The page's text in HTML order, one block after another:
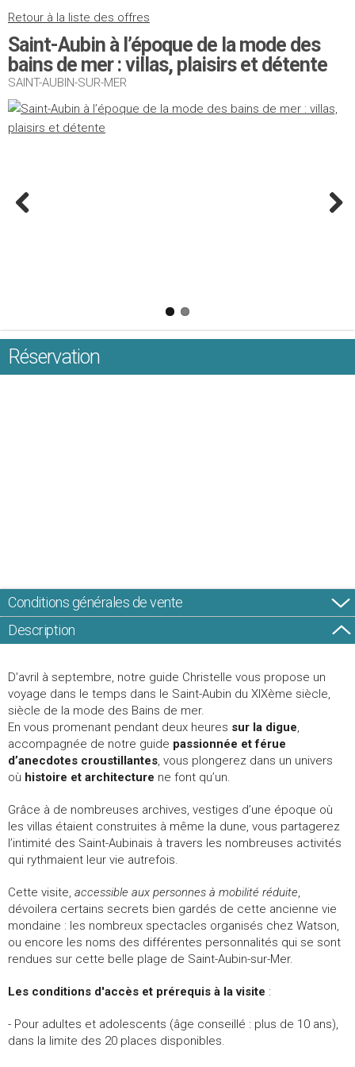
Retour à la liste des offres
Saint-Aubin à l’époque de la mode des
bains de mer : villas, plaisirs et détente
SAINT-AUBIN-SUR-MER
Réservation
Conditions générales de vente
Description
D’avril à septembre, notre guide Christelle vous propose un
voyage dans le temps dans le Saint-Aubin du XIXème siècle,
siècle de la mode des Bains de mer.
En vous promenant pendant deux heures sur la digue,
accompagnée de notre guide passionnée et férue
d’anecdotes croustillantes, vous plongerez dans un univers
où histoire et architecture ne font qu’un.
Grâce à de nombreuses archives, vestiges d’une époque où
les villas étaient construites à même la dune, vous partagerez
l’intimité des Saint-Aubinais à travers les nombreuses activités
qui rythmaient leur vie autrefois.
Cette visite, accessible aux personnes à mobilité réduite,
dévoilera certains secrets bien gardés de cette ancienne vie
mondaine : les nombreux spectacles organisés chez Watson,
ou encore les noms des différentes personnalités qui se sont
rendues sur cette belle plage de Saint-Aubin-sur-Mer.
Les conditions d'accès et prérequis à la visite :
- Pour adultes et adolescents (âge conseillé : plus de 10 ans),
dans la limite des 20 places disponibles.